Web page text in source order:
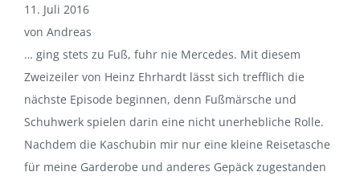
11. Juli 2016
von Andreas
… ging stets zu Fuß, fuhr nie Mercedes. Mit diesem
Zweizeiler von Heinz Ehrhardt lässt sich trefflich die
nächste Episode beginnen, denn Fußmärsche und
Schuhwerk spielen darin eine nicht unerhebliche Rolle.
Nachdem die Kaschubin mir nur eine kleine Reisetasche
für meine Garderobe und anderes Gepäck zugestanden